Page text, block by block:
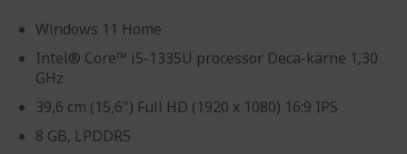
Windows 11 Home
Intel® Core™ i5-1335U processor Deca-kärne 1,30
GHz
39,6 cm (15,6") Full HD (1920 x 1080) 16:9 IPS
8 GB, LPDDR5